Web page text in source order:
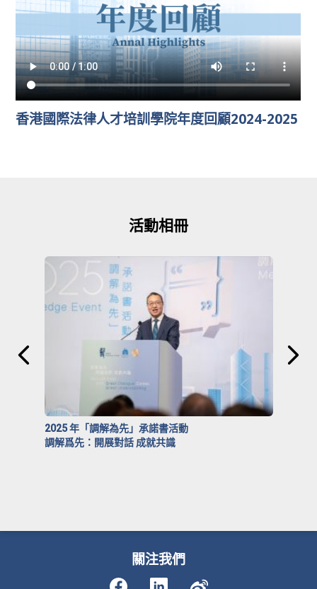
香港國際法律人才培訓學院年度回顧2024-2025
活動相冊
2025 年「調解為先」承諾書活動
調解爲先：開展對話 成就共識
關注我們